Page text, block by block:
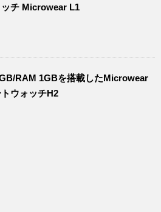
ッチ Microwear L1
RAM 1GBを搭載したMicrowear
ウォッチH2